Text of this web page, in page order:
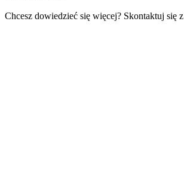
Chcesz dowiedzieć się więcej? Skontaktuj się z